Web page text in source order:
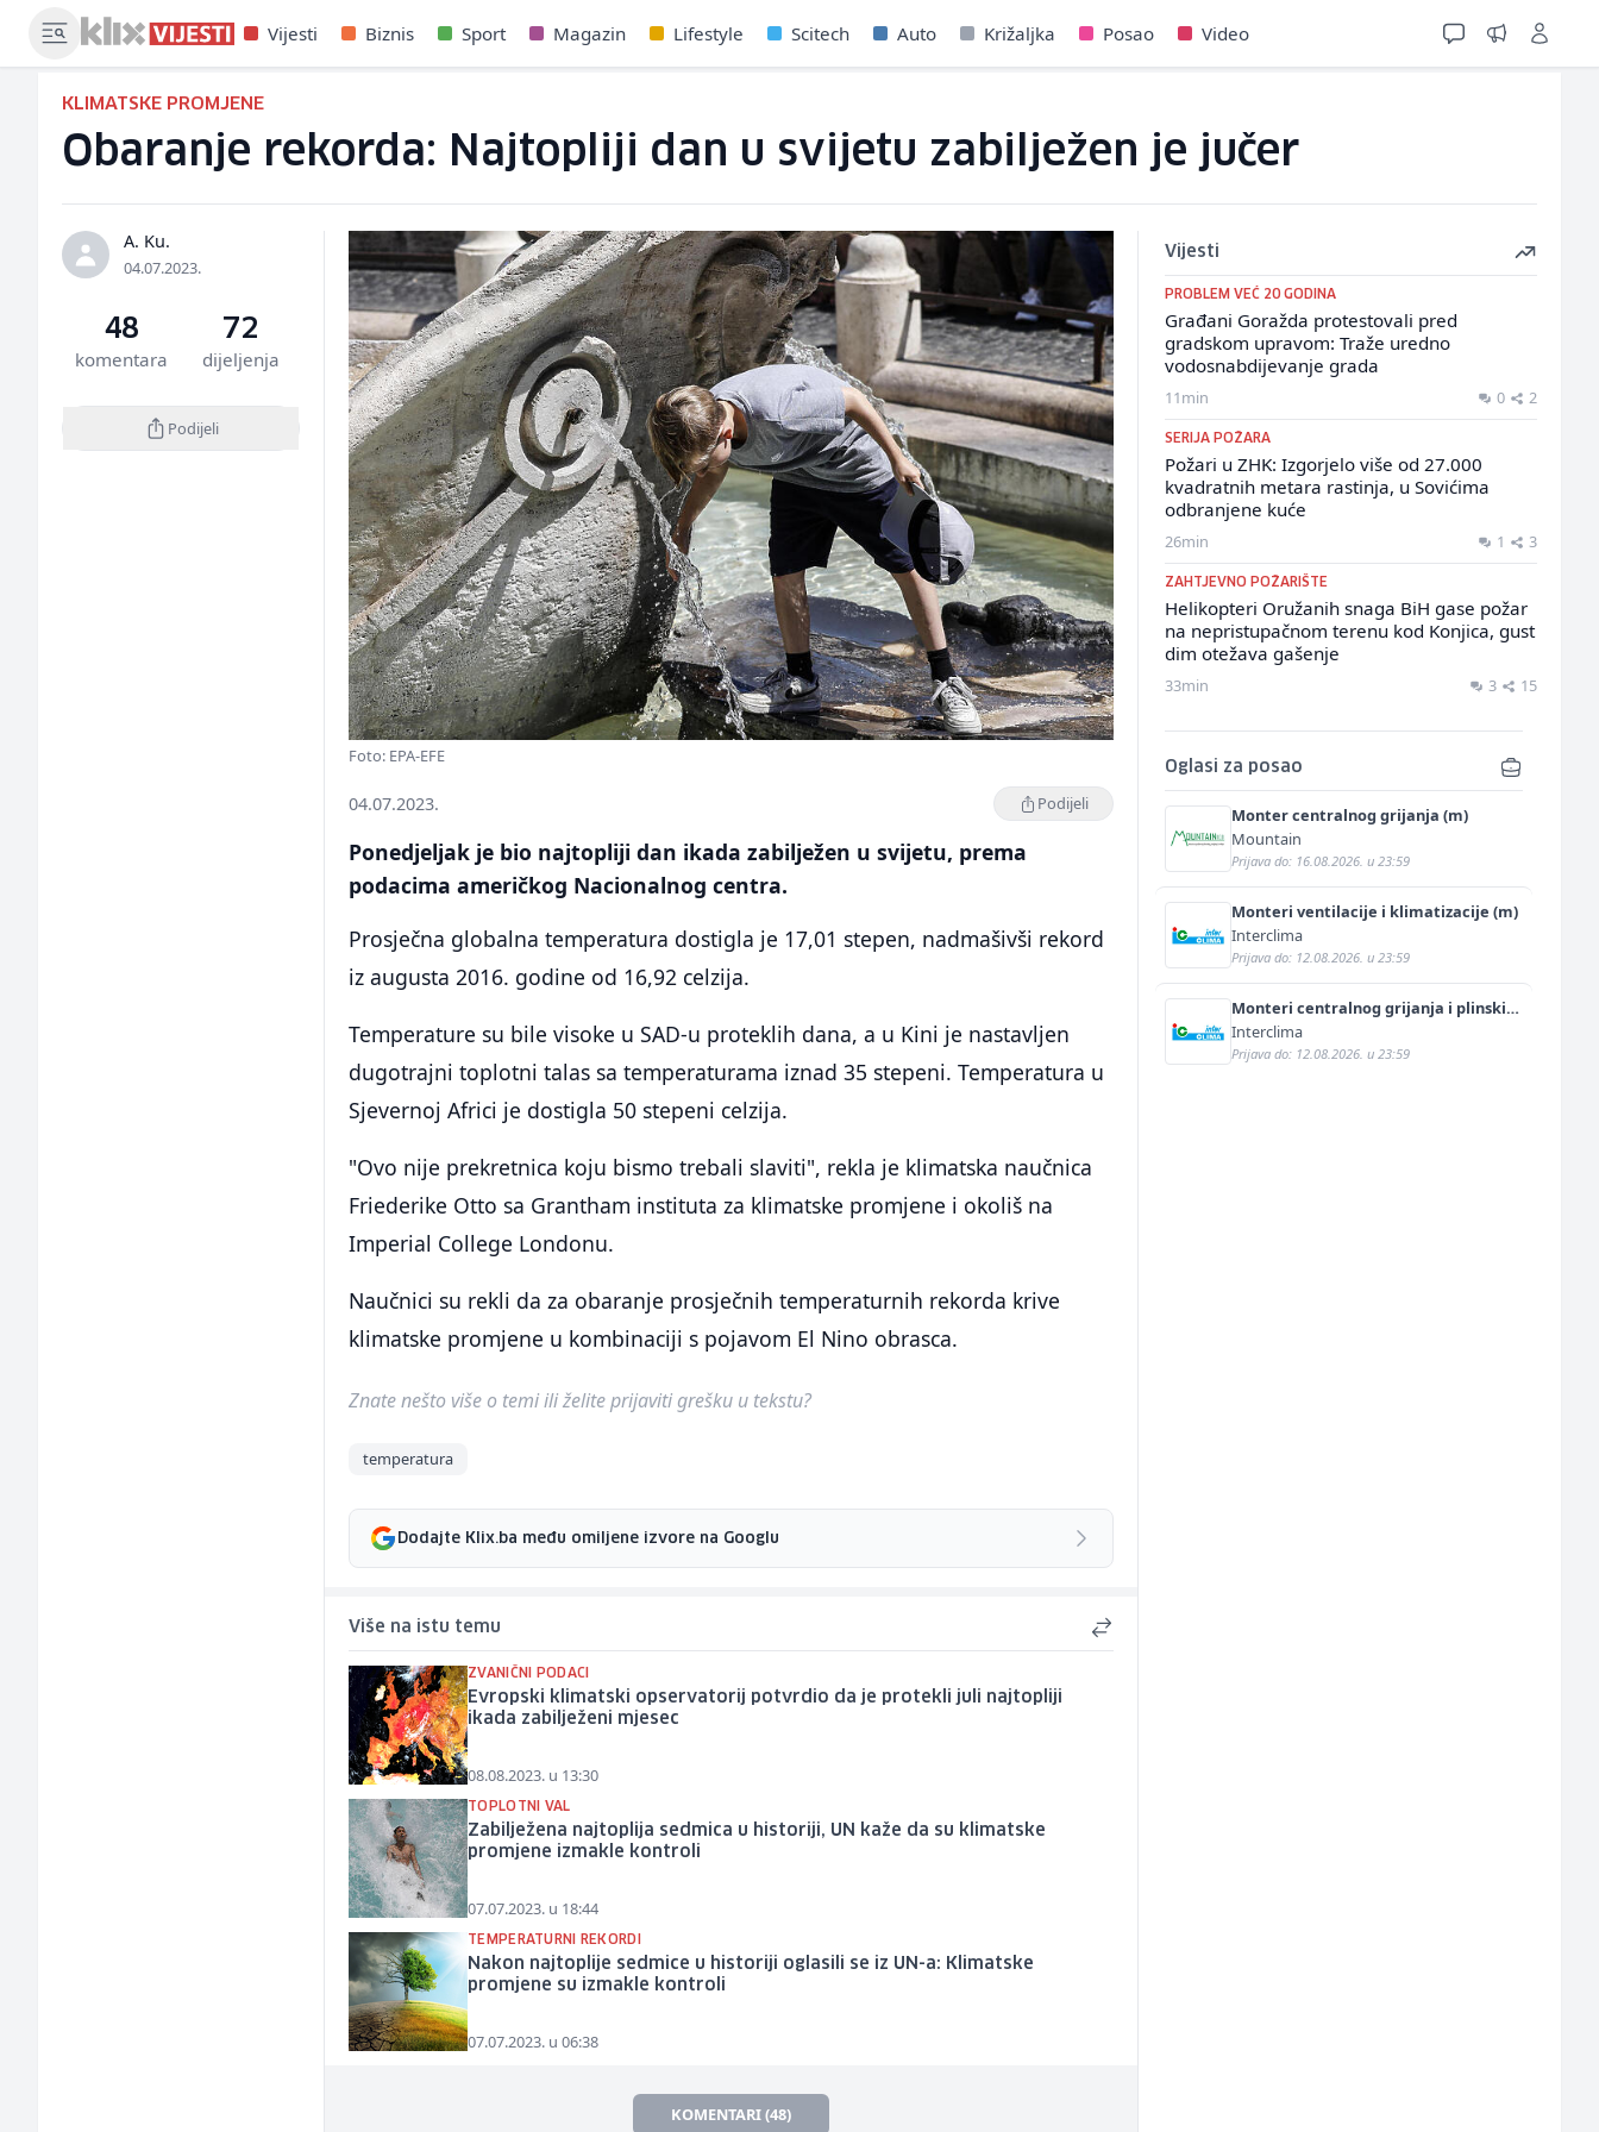
Vijesti Biznis Sport Magazin Lifestyle Scitech Auto Križaljka Posao Video
KLIMATSKE PROMJENE
Obaranje rekorda: Najtopliji dan u svijetu zabilježen je jučer
A. Ku.
04.07.2023.
48
komentara
72
dijeljenja
Podijeli
Foto: EPA-EFE
04.07.2023. Podijeli
Ponedjeljak je bio najtopliji dan ikada zabilježen u svijetu, prema
podacima američkog Nacionalnog centra.
Prosječna globalna temperatura dostigla je 17,01 stepen, nadmašivši rekord
iz augusta 2016. godine od 16,92 celzija.
Temperature su bile visoke u SAD-u proteklih dana, a u Kini je nastavljen
dugotrajni toplotni talas sa temperaturama iznad 35 stepeni. Temperatura u
Sjevernoj Africi je dostigla 50 stepeni celzija.
"Ovo nije prekretnica koju bismo trebali slaviti", rekla je klimatska naučnica
Friederike Otto sa Grantham instituta za klimatske promjene i okoliš na
Imperial College Londonu.
Naučnici su rekli da za obaranje prosječnih temperaturnih rekorda krive
klimatske promjene u kombinaciji s pojavom El Nino obrasca.
Znate nešto više o temi ili želite prijaviti grešku u tekstu?
temperatura
Dodajte Klix.ba među omiljene izvore na Googlu
Više na istu temu
ZVANIČNI PODACI
Evropski klimatski opservatorij potvrdio da je protekli juli najtopliji
ikada zabilježeni mjesec
08.08.2023. u 13:30
TOPLOTNI VAL
Zabilježena najtoplija sedmica u historiji, UN kaže da su klimatske
promjene izmakle kontroli
07.07.2023. u 18:44
TEMPERATURNI REKORDI
Nakon najtoplije sedmice u historiji oglasili se iz UN-a: Klimatske
promjene su izmakle kontroli
07.07.2023. u 06:38
KOMENTARI (48)
Vijesti
PROBLEM VEĆ 20 GODINA
Građani Goražda protestovali pred
gradskom upravom: Traže uredno
vodosnabdijevanje grada
11min 0 2
SERIJA POŽARA
Požari u ZHK: Izgorjelo više od 27.000
kvadratnih metara rastinja, u Sovićima
odbranjene kuće
26min 1 3
ZAHTJEVNO POŽARIŠTE
Helikopteri Oružanih snaga BiH gase požar
na nepristupačnom terenu kod Konjica, gust
dim otežava gašenje
33min 3 15
Oglasi za posao
Monter centralnog grijanja (m)
Mountain
Prijava do: 16.08.2026. u 23:59
Monteri ventilacije i klimatizacije (m)
Interclima
Prijava do: 12.08.2026. u 23:59
Monteri centralnog grijanja i plinskih
instalacija (m)
Interclima
Prijava do: 12.08.2026. u 23:59